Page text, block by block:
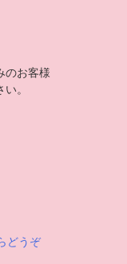
のお客様
。
どうぞ